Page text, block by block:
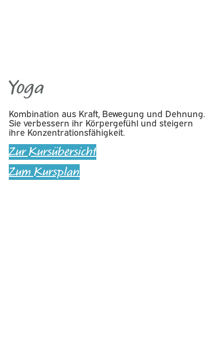
Yoga
Kombination aus Kraft, Bewegung und Dehnung.
Sie verbessern ihr Körpergefühl und steigern
ihre Konzentrationsfähigkeit.
Zur Kursübersicht
Zum Kursplan